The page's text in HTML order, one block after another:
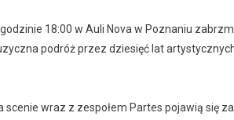
18:00 w Auli Nova w Poznaniu
podróż przez dziesięć lat
scenie wraz z zespołem Partes pojawią się